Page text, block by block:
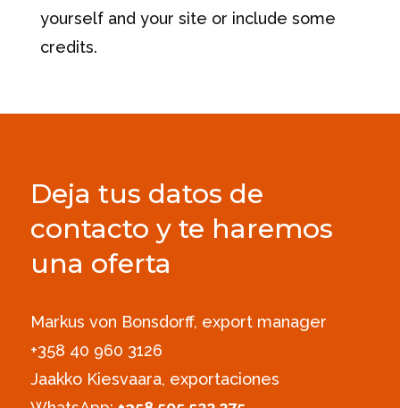
yourself and your site or include some
credits.
Deja tus datos de
contacto y te haremos
una oferta
Markus von Bonsdorff, export manager
+358 40 960 3126‪
Jaakko Kiesvaara, exportaciones